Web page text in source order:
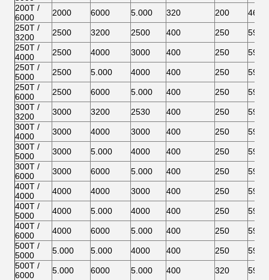
200T /
6000
2000 6000 5.000 320 200
460
250T /
3200
2500 3200 2500 400 250
590
250T /
4000
2500 4000 3000 400 250
590
250T /
5000
2500 5.000 4000 400 250
590
250T /
6000
2500 6000 5.000 400 250
590
300T /
3200
3000 3200 2530 400 250
590
300T /
4000
3000 4000 3000 400 250
590
300T /
5000
3000 5.000 4000 400 250
590
300T /
6000
3000 6000 5.000 400 250
590
400T /
4000
4000 4000 3000 400 250
590
400T /
5000
4000 5.000 4000 400 250
590
400T /
6000
4000 6000 5.000 400 250
590
500T /
5000
5.000 5.000 4000 400 250
590
500T /
6000
5.000 6000 5.000 400 320 590